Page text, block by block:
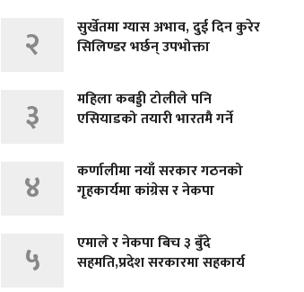
२
सुर्खेतमा ग्यास अभाव, दुई दिन कुरेर
सिलिण्डर भर्छन् उपभोक्ता
३
महिला कबड्डी टोलीले पनि
एसियाडको तयारी भारतमै गर्ने
४
कर्णालीमा नयाँ सरकार गठनको
गृहकार्यमा कांग्रेस र नेकपा
५
एमाले र नेकपा बिच ३ बुँदे
सहमति,प्रदेश सरकारमा सहकार्य